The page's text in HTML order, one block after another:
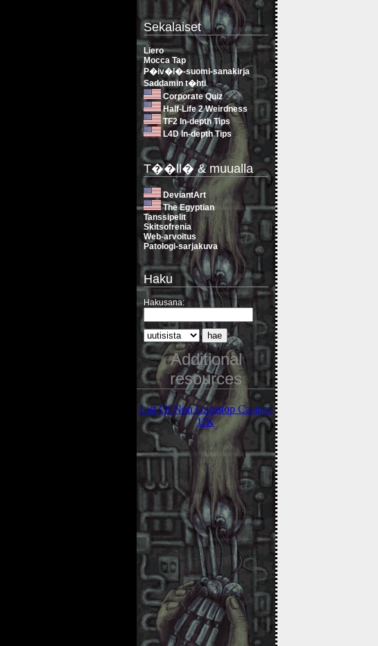
Sekalaiset
Liero
Mocca Tap
P�iv�l�-suomi-sanakirja
Saddamin t�hti
Corporate Quiz
Half-Life 2 Weirdness
TF2 In-depth Tips
L4D In-depth Tips
T��ll� & muualla
DeviantArt
The Egyptian
Tanssipelit
Skitsofrenia
Web-arvoitus
Patologi-sarjakuva
Haku
Hakusana:
Additional
resources
List Of Non Gamstop Casinos
UK